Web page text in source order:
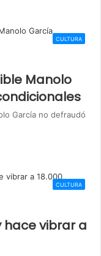
CULTURA
Manolo
García no defraudó
CULTURA
hace vibrar a